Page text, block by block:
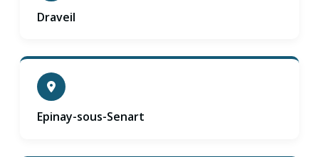
Draveil
Epinay-sous-Senart